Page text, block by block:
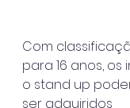
Com
para 16 anos,
o stand up
ser adquiridos